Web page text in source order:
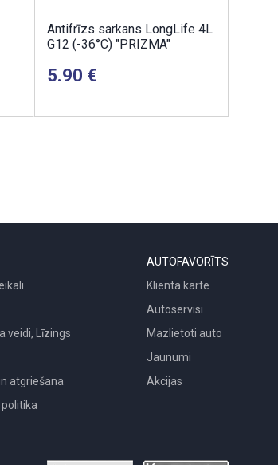
Antifrīzs sarkans LongLife 4L
G12 (-36°C) "PRIZMA"
5.90
veidi, Līzings
atgriešana
AUTOFAVORĪTS
Klienta karte
Autoservisi
Mazlietoti auto
Jaunumi
Akcijas